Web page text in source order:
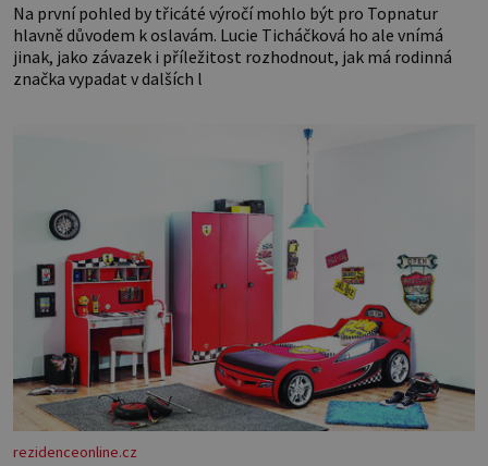
Na první pohled by třicáté výročí mohlo být pro Topnatur
hlavně důvodem k oslavám. Lucie Ticháčková ho ale vnímá
jinak, jako závazek i příležitost rozhodnout, jak má rodinná
značka vypadat v dalších l
rezidenceonline.cz